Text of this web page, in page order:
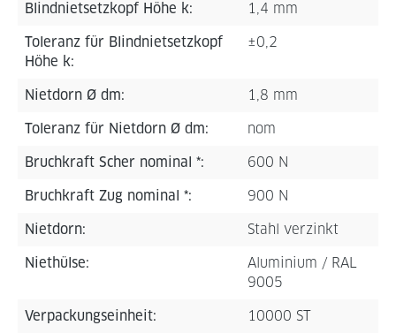
Blindnietsetzkopf Höhe k: 1,4 mm
Toleranz für Blindnietsetzkopf
Höhe k:
±0,2
Nietdorn Ø dm: 1,8 mm
Toleranz für Nietdorn Ø dm: nom
Bruchkraft Scher nominal *: 600 N
Bruchkraft Zug nominal *: 900 N
Nietdorn: Stahl verzinkt
Niethülse:
Aluminium / RAL
9005
Verpackungseinheit: 10000 ST